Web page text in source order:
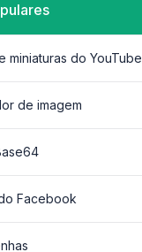
miniaturas do YouTube
de imagem
Facebook